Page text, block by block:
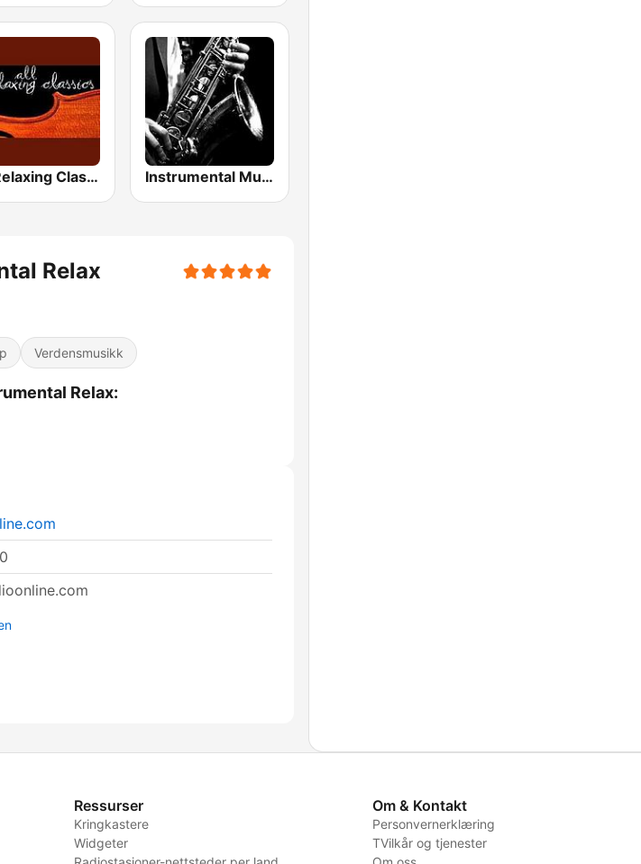
All Relaxing Classics Instrumental Music Radio | Easy Listening 24/7
Relax
Verdensmusikk
Relax:
Ressurser
Kringkastere
Widgeter
Om & Kontakt
Personvernerklæring
TVilkår og tjenester